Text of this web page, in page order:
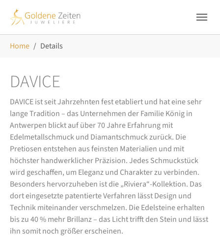
Home Details
DAVICE
DAVICE ist seit Jahrzehnten fest etabliert und hat eine sehr
lange Tradition – das Unternehmen der Familie König in
Antwerpen blickt auf über 70 Jahre Erfahrung mit
Edelmetallschmuck und Diamantschmuck zurück. Die
Pretiosen entstehen aus feinsten Materialien und mit
höchster handwerklicher Präzision. Jedes Schmuckstück
wird geschaffen, um Eleganz und Charakter zu verbinden.
Besonders hervorzuheben ist die „Riviera“-Kollektion. Das
dort eingesetzte patentierte Verfahren lässt Design und
Technik miteinander verschmelzen. Die Edelsteine erhalten
bis zu 40 % mehr Brillanz – das Licht trifft den Stein und lässt
ihn somit noch größer erscheinen.